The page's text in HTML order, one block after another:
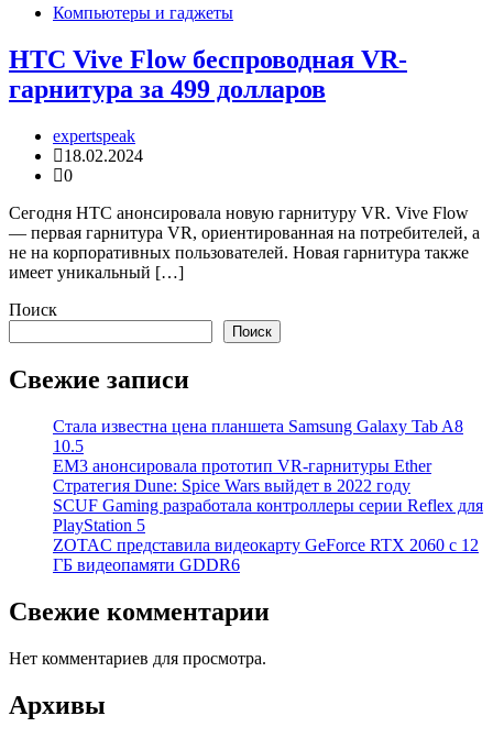
Компьютеры и гаджеты
HTC Vive Flow беспроводная VR-
гарнитура за 499 долларов
expertspeak
18.02.2024
0
Сегодня HTC анонсировала новую гарнитуру VR. Vive Flow
— первая гарнитура VR, ориентированная на потребителей, а
не на корпоративных пользователей. Новая гарнитура также
имеет уникальный […]
Поиск
Поиск
Свежие записи
Стала известна цена планшета Samsung Galaxy Tab A8
10.5
EM3 анонсировала прототип VR-гарнитуры Ether
Стратегия Dune: Spice Wars выйдет в 2022 году
SCUF Gaming разработала контроллеры серии Reflex для
PlayStation 5
ZOTAC представила видеокарту GeForce RTX 2060 с 12
ГБ видеопамяти GDDR6
Свежие комментарии
Нет комментариев для просмотра.
Архивы